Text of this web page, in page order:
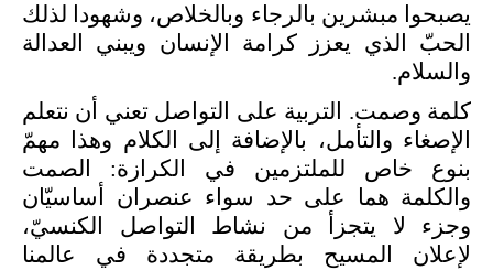
يصبحوا مبشرين بالرجاء وبالخلاص، وشهودا لذلك
الحبّ الذي يعزز كرامة الإنسان ويبني العدالة
والسلام.
كلمة وصمت. التربية على التواصل تعني أن نتعلم
الإصغاء والتأمل، بالإضافة
إلى الكلام وهذا مهمّ
بنوع خاص للملتزمين في الكرازة: الصمت
والكلمة هما على حد سواء عنصران أساسيّان
وجزء لا يتجزأ من نشاط التواصل الكنسيّ،
لإعلان المسيح بطريقة متجددة في عالمنا